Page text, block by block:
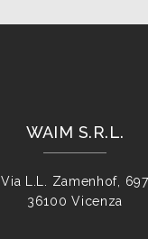
WAIM S.R.L.
Via L.L. Zamenhof, 697
36100 Vicenza